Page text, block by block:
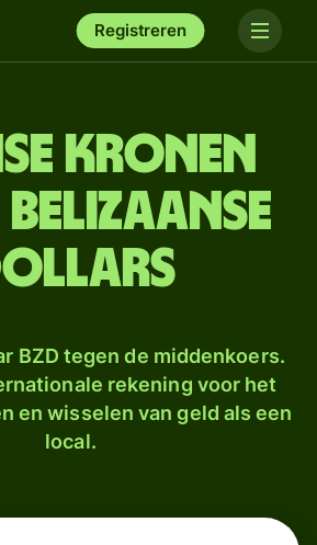
Registreren
kronen
BZD tegen de middenkoers.
rekening voor het
en wisselen van geld als een
local.